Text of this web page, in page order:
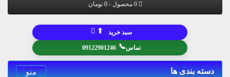
0 محصول - 0 تومان
تماس📞
09122901246
سبد خرید ⬆
دسته بندی ها منو